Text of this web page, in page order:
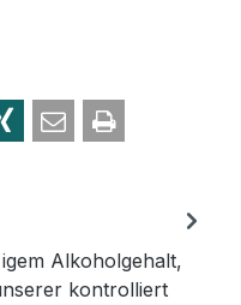
Alkoholgehalt,
kontrolliert